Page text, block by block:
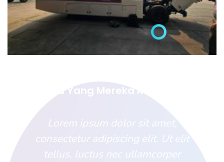
Apa Yang Mereka Katakan
Lorem ipsum dolor sit amet,
consectetur adipiscing elit. Ut elit
tellus, luctus nec ullamcorper